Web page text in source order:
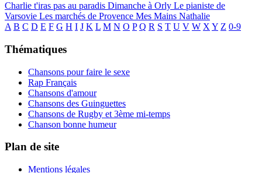
Charlie t'iras pas au paradis Dimanche à Orly Le pianiste de
Varsovie Les marchés de Provence Mes Mains Nathalie
A B C D E F G H I J K L M N O P Q R S T U V W X Y Z 0-9
Thématiques
Chansons pour faire le sexe
Rap Français
Chansons d'amour
Chansons des Guinguettes
Chansons de Rugby et 3ème mi-temps
Chanson bonne humeur
Plan de site
Mentions légales